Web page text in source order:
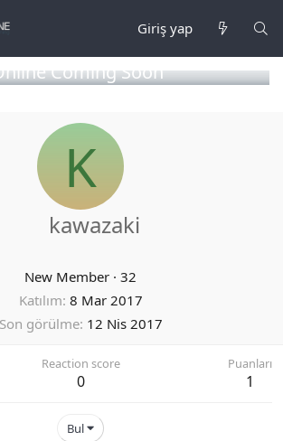
Giriş yap
Coming Soon
K
kawazaki
New Member · 32
Katılım 8 Mar 2017
Son görülme 12 Nis 2017
Reaction score
0
Puanları
1
Bul